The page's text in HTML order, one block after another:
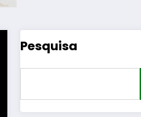
Pesquisa